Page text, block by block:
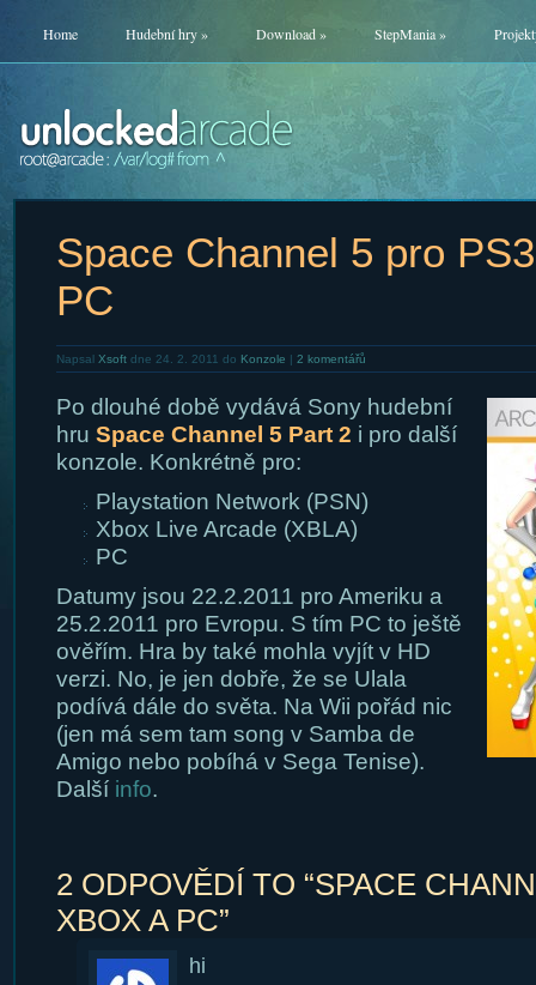
Home Hudební hry» Download» StepMania»
Space Channel 5 pro
PC
Napsal Xsoftdne 24. 2. 2011 do Konzole | 2 komentářů
Po dlouhé době vydává Sony hudební
hru Space Channel 5 Part 2 i pro další
konzole. Konkrétně pro:
Playstation Network (PSN)
Xbox Live Arcade (XBLA)
PC
Datumy jsou 22.2.2011 pro Ameriku a
25.2.2011 pro Evropu. S tím PC to ještě
ověřím. Hra by také mohla vyjít v HD
verzi. No, je jen dobře, že se Ulala
podívá dále do světa. Na Wii pořád nic
(jen má sem tam song v Samba de
Amigo nebo pobíhá v Sega Tenise).
Další info.
2 ODPOVĚDÍ TO “SPACE
XBOX A PC”
hi